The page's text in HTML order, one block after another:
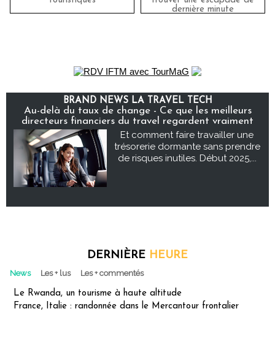
dernière minute
BRAND NEWS LA TRAVEL TECH
Au-delà du taux de change - Ce que les meilleurs
directeurs financiers du travel regardent vraiment
Et comment faire travailler une
trésorerie dormante sans prendre
de risques inutiles. Début 2025,...
DERNIÈRE HEURE
News Les + lus Les + commentés
Le Rwanda, un tourisme à haute altitude
France, Italie : randonnée dans le Mercantour frontalier